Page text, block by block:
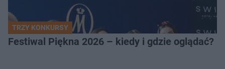
TRZY KONKURSY
Festiwal Piękna 2026 – kiedy i gdzie oglądać?